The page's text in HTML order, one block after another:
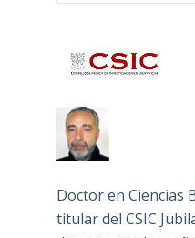
Doctor en Ciencias
titular del CSIC